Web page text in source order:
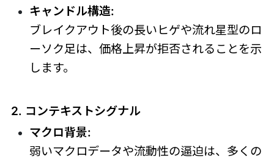
キャンドル構造:
ブレイクアウト後の長いヒゲや流れ星型のロ
ーソク足は、価格上昇が拒否されることを示
します。
2. コンテキストシグナル
マクロ背景:
弱いマクロデータや流動性の逼迫は、多くの